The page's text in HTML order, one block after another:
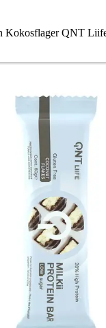
Kokosflager QNT